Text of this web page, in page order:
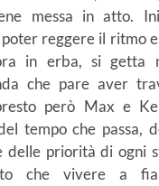
messa in atto.
reggere il ritmo
in erba, si getta
che pare aver
però Max e
tempo che passa,
delle priorità di ogni
che vivere a